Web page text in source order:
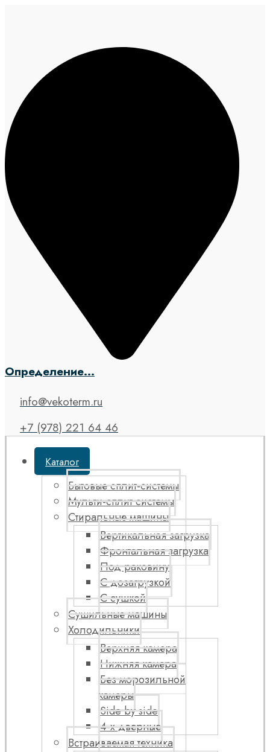
Определение...
info@vekoterm.ru
+7 (978) 221 64 46
Каталог
Бытовые сплит-системы
Мульти-сплит системы
Стиральные машины
Вертикальная загрузка
Фронтальная загрузка
Под раковину
С дозагрузкой
С сушкой
Сушильные машины
Холодильники
Верхняя камера
Нижняя камера
Без морозильной
камеры
Side by side
4-х дверные
Встраиваемая техника